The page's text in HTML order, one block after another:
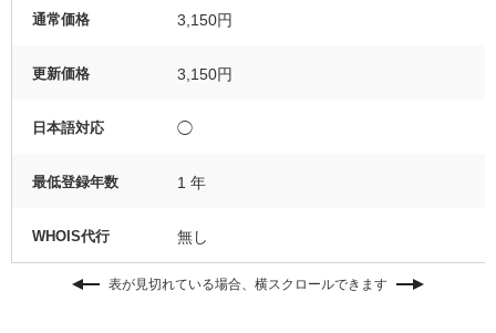
通常価格 3,150円
更新価格 3,150円
日本語対応 ◯
最低登録年数 1 年
WHOIS代行 無し
表が見切れている場合、横スクロールできます